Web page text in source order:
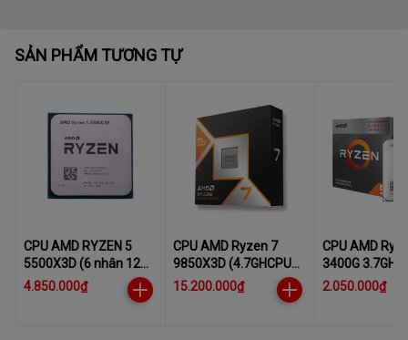
SẢN PHẨM TƯƠNG TỰ
CPU AMD RYZEN 5
5500X3D (6 nhân 12
luồng , Up to 4.2Ghz ,
96 MB Cache, AM4)
4.850.000₫
CPU AMD Ryzen 7
9850X3D (4.7GHCPU
AMD Ryzen 7 9850X3D
(4.7GHz up to 5.6GHz |
15.200.000₫
CPU AMD
3400G 3.7GHz
4.2GHz, 4
2.050.000₫